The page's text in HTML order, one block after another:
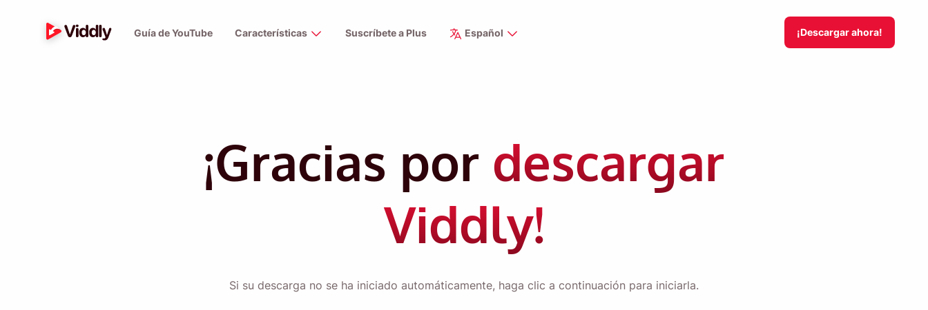
Guía de YouTube Características Suscríbete a Plus Español ¡Descargar ahora!
¡Gracias por descargar
Viddly!
Si su descarga no se ha iniciado automáticamente, haga clic a continuación para iniciarla.